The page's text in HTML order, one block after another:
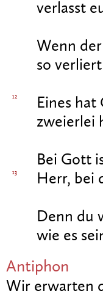
verlasst
Wenn
so
12
Eines
zweierlei
Bei Gott
13 Herr, bei
Denn du
wie es
Antiphon
Wir erwarten